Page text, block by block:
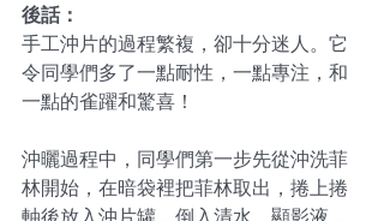
後話：
手工沖片的過程繁複，卻十分迷人。它
令同學們多了一點耐性，一點專注，和
一點的雀躍和驚喜！
沖曬過程中，同學們第一步先從沖洗菲
林開始，在暗袋裡把菲林取出，捲上捲